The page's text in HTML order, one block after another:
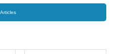
Articles